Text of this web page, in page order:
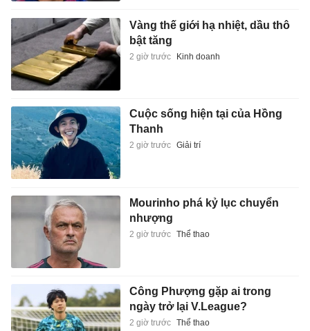
Vàng thế giới hạ nhiệt, dầu thô
bật tăng
2 giờ trước Kinh doanh
Cuộc sống hiện tại của Hồng
Thanh
2 giờ trước Giải trí
Mourinho phá kỷ lục chuyển
nhượng
2 giờ trước Thể thao
Công Phượng gặp ai trong
ngày trở lại V.League?
2 giờ trước Thể thao